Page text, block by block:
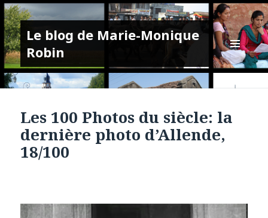
Le blog de Marie-Monique
Robin
MENU
ET
Les 100 Photos du siècle: la
dernière photo d’Allende,
18/100